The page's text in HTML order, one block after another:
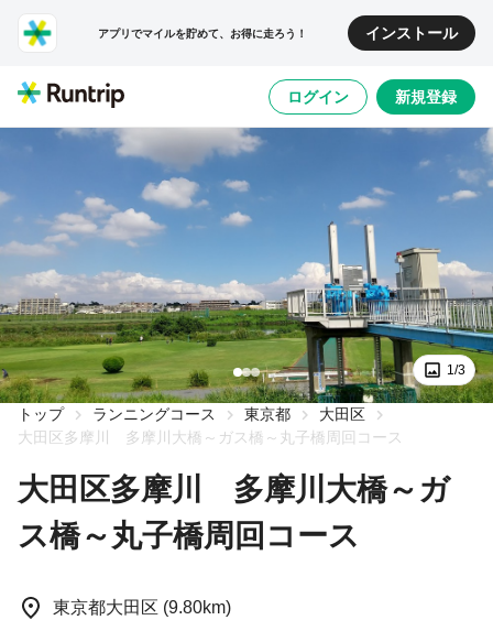
アプリでマイルを貯めて、お得に走ろう！ インストール
ログイン 新規登録
1/3
トップ ランニングコース 東京都
大田区
大田区多摩川 多摩川大橋～ガス橋～丸子橋周回コース
大田区多摩川 多摩川大橋～ガ
ス橋～丸子橋周回コース
東京都大田区 (9.80km)